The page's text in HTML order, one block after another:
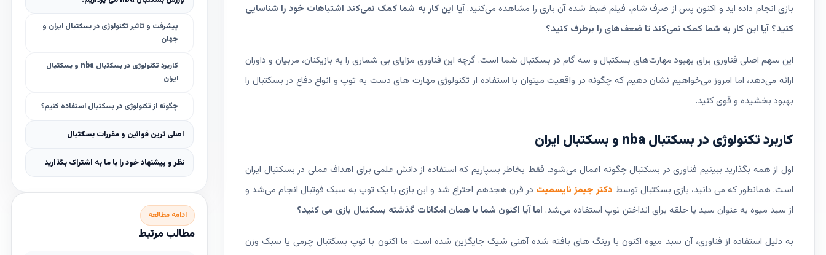
بازی انجام داده اید و اکنون پس از صرف شام، فیلم ضبط شده آن بازی را مشاهده می‌کنید.آیا این کار به شما کمک نمی‌کند اشتباهات خود را شناسایی
کنید؟آیا این کار به شما کمک نمی‌کند تا ضعف‌های را برطرف کنید؟
این سهم اصلی فناوری برای بهبود مهارت‌های بسکتبال و سه گام در بسکتبال شما است. گرچه این فناوری مزایای بی شماری را به بازیکنان، مربیان و داوران
ارائه می‌دهد، اما امروز می‌خواهیم نشان دهیم که چگونه در واقعیت میتوان با استفاده از تکنولوژی مهارت های دست به توپ و انواع دفاع در بسکتبال را
بهبود بخشیده و قوی کنید.
کاربرد تکنولوژی در بسکتبال nba و بسکتبال ایران
اول از همه بگذارید ببینیم فناوری در بسکتبال چگونه اعمال می‌شود. فقط بخاطر بسپاریم که استفاده از دانش علمی برای اهداف عملی در بسکتبال ایران
است. همانطور که می دانید، بازی بسکتبال توسط دکتر جیمز نایسمیت در قرن هجدهم اختراع شد و این بازی با یک توپ به سبک فوتبال انجام می‌شد و
از سبد میوه به عنوان سبد یا حلقه برای انداختن توپ استفاده می‌شد. اما آیا اکنون شما با همان امکانات گذشته بسکتبال بازی می کنید؟
به دلیل استفاده از فناوری، آن سبد میوه اکنون با رینگ های بافته شده آهنی شیک جایگزین شده است. ما اکنون با توپ بسکتبال چرمی یا سبک وزن
پیشرفت و تاثیر تکنولوژی در بسکتبال ایران و
جهان
کاربرد تکنولوژی در بسکتبال nba و بسکتبال
ایران
چگونه از تکنولوژی در بسکتبال استفاده کنیم؟
اصلی ترین قوانین و مقررات بسکتبال
نظر و پیشنهاد خود را با ما به اشتراک بگذارید
ادامه مطالعه
مطالب مرتبط